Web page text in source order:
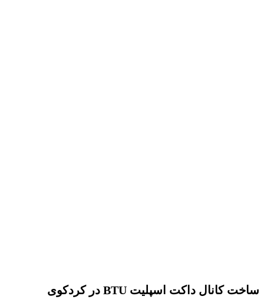
ساخت کانال داکت اسپلیت BTU در کردکوی